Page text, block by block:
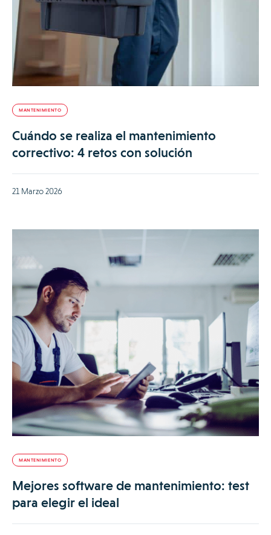
MANTENIMIENTO
Cuándo se realiza el mantenimiento
correctivo: 4 retos con solución
21 Marzo 2026
MANTENIMIENTO
Mejores software de mantenimiento: test
para elegir el ideal